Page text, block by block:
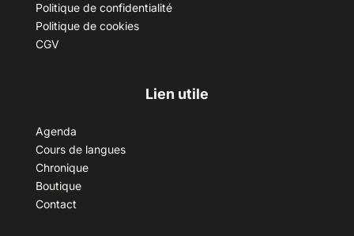
Politique de confidentialité
Politique de cookies
CGV
Lien utile
Agenda
Cours de langues
Chronique
Boutique
Contact